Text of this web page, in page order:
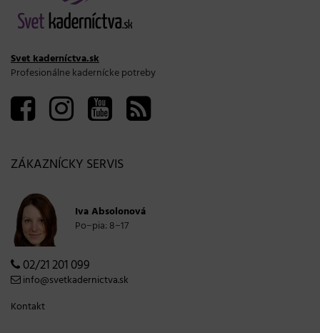
Svet kaderníctva.sk
Profesionálne kadernícke potreby
ZÁKAZNÍCKY SERVIS
Iva Absolonová
Po−pia: 8−17
02/21 201 099
info@svetkadernictva.sk
Kontakt